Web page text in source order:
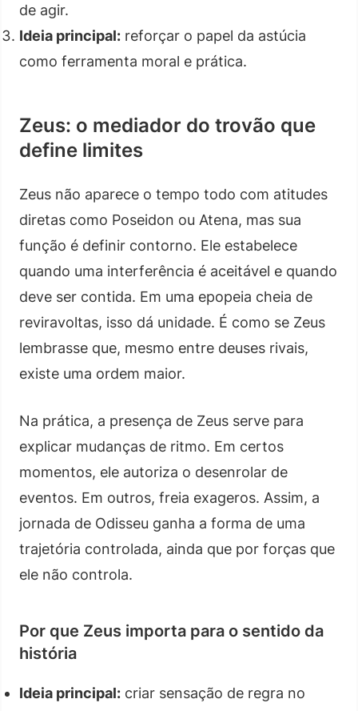
de agir.
Ideia principal: reforçar o papel da astúcia
como ferramenta moral e prática.
Zeus: o mediador do trovão que
define limites
Zeus não aparece o tempo todo com atitudes
diretas como Poseidon ou Atena, mas sua
função é definir contorno. Ele estabelece
quando uma interferência é aceitável e quando
deve ser contida. Em uma epopeia cheia de
reviravoltas, isso dá unidade. É como se Zeus
lembrasse que, mesmo entre deuses rivais,
existe uma ordem maior.
Na prática, a presença de Zeus serve para
explicar mudanças de ritmo. Em certos
momentos, ele autoriza o desenrolar de
eventos. Em outros, freia exageros. Assim, a
jornada de Odisseu ganha a forma de uma
trajetória controlada, ainda que por forças que
ele não controla.
Por que Zeus importa para o sentido da
história
Ideia principal: criar sensação de regra no